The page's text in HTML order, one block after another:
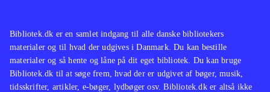
Bibliotek.dk er en samlet indgang til alle danske bibliotekers
materialer og til hvad der udgives i Danmark. Du kan bestille
materialer og så hente og låne på dit eget bibliotek. Du kan bruge
Bibliotek.dk til at søge frem, hvad der er udgivet af bøger, musik,
tidsskrifter, artikler, e-bøger, lydbøger osv. Bibliotek.dk er altså ikke